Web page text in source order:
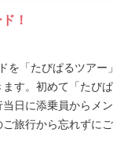
！
「たびぱるツアー」
す。初めて「たびぱ
日に添乗員からメン
旅行から忘れずにご